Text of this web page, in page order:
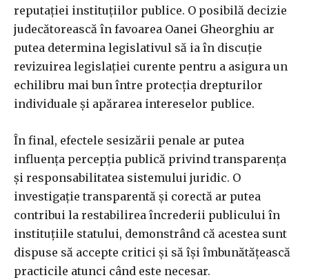
reputației instituțiilor publice. O posibilă decizie
judecătorească în favoarea Oanei Gheorghiu ar
putea determina legislativul să ia în discuție
revizuirea legislației curente pentru a asigura un
echilibru mai bun între protecția drepturilor
individuale și apărarea intereselor publice.
În final, efectele sesizării penale ar putea
influența percepția publică privind transparența
și responsabilitatea sistemului juridic. O
investigație transparentă și corectă ar putea
contribui la restabilirea încrederii publicului în
instituțiile statului, demonstrând că acestea sunt
dispuse să accepte critici și să își îmbunătățească
practicile atunci când este necesar.